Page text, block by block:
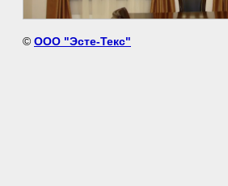
© OOO "Эсте-Текс"